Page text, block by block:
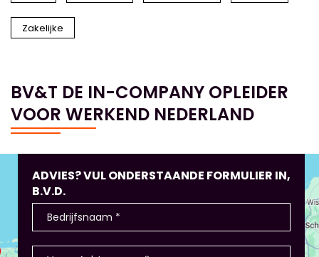
Zakelijke
BV&T DE IN-COMPANY OPLEIDER
VOOR WERKEND NEDERLAND
ADVIES? VUL ONDERSTAANDE FORMULIER IN,
B.V.D.